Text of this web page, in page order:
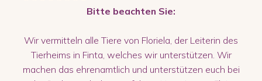
Bitte beachten Sie:
Wir vermitteln alle Tiere von Floriela, der Leiterin des
Tierheims in Finta, welches wir unterstützen. Wir
machen das ehrenamtlich und unterstützen euch bei